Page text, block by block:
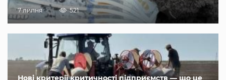
7 липня 521
Нові критерії критичності підприємств — що це